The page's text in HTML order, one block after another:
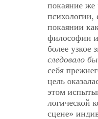
покаяние же
психологии,
покаянии
философии и
более узкое
следовало
себя
цель
этом
логической
сцене»